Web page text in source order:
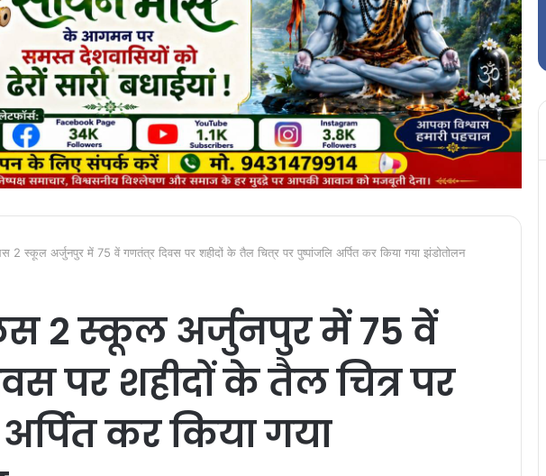
2 स्कूल अर्जुनपुर में 75 वें गणतंत्र दिवस पर शहीदों के तैल चित्र पर पुष्पांजलि अर्पित कर किया गया झंडोतोलन
2 स्कूल अर्जुनपुर में 75 वें
पर शहीदों के तैल चित्र पर
कर किया गया